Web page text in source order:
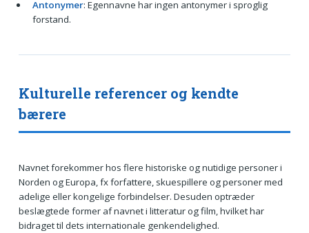
Antonymer: Egennavne har ingen antonymer i sproglig
forstand.
Kulturelle referencer og kendte
bærere
Navnet forekommer hos flere historiske og nutidige personer i
Norden og Europa, fx forfattere, skuespillere og personer med
adelige eller kongelige forbindelser. Desuden optræder
beslægtede former af navnet i litteratur og film, hvilket har
bidraget til dets internationale genkendelighed.